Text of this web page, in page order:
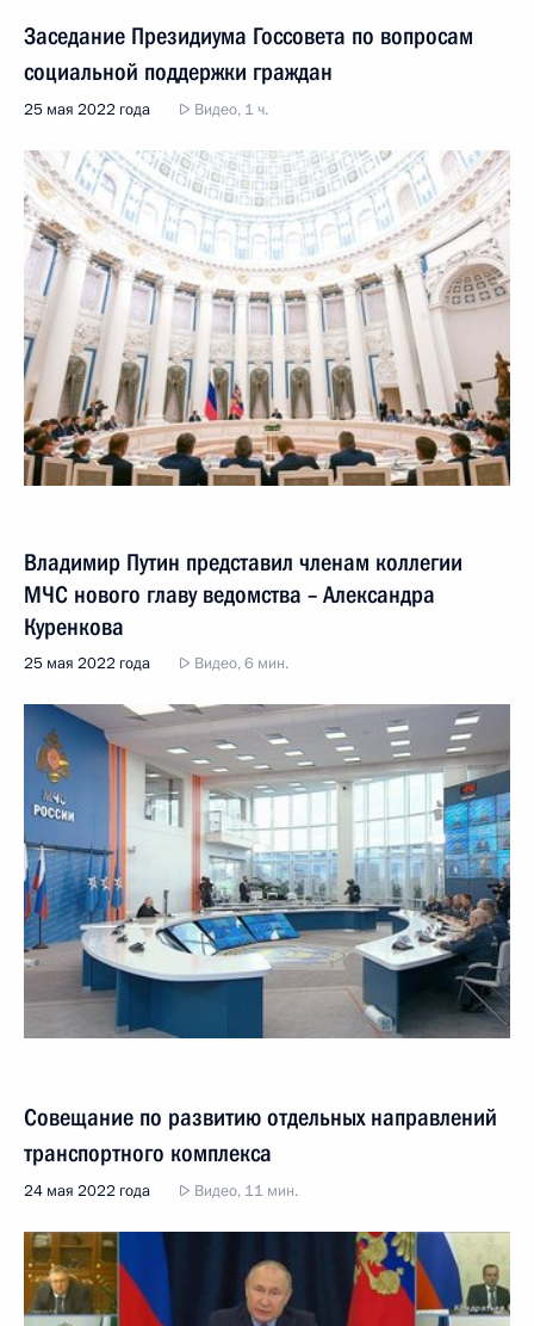
Заседание Президиума Госсовета по вопросам
социальной поддержки граждан
25 мая 2022 года Видео, 1 ч.
Владимир Путин представил членам коллегии
МЧС нового главу ведомства – Александра
Куренкова
25 мая 2022 года Видео, 6 мин.
Совещание по развитию отдельных направлений
транспортного комплекса
24 мая 2022 года Видео, 11 мин.